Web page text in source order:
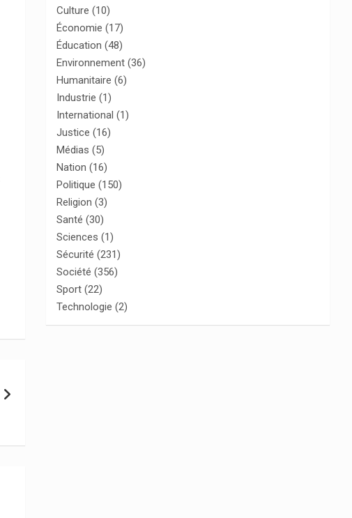
Culture (10)
Économie (17)
Éducation (48)
Environnement (36)
Humanitaire (6)
Industrie (1)
International (1)
Justice (16)
Médias (5)
Nation (16)
Politique (150)
Religion (3)
Santé (30)
Sciences (1)
Sécurité (231)
Société (356)
Sport (22)
Technologie (2)